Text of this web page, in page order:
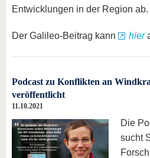
Entwicklungen in der Region ab.
Der Galileo-Beitrag kann hier
Podcast zu Konflikten an
veröffentlicht
11.10.2021
Die
sucht